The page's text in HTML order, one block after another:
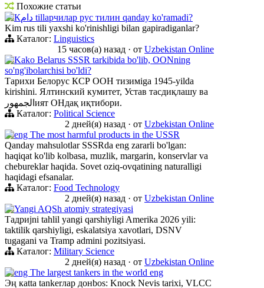
Похожие статьи
Кدام tillарчилар рус тилин qanday ko'ramadi?
Kim rus tili yaxshi ko'rinishligi bilan gapiradiganlar?
Каталог: Linguistics
15 часов(а) назад · от Uzbekistan Online
Kako Belarus SSSR tarkibida bo'lib, OONning
so'ng'ibolarchisi bo'ldi?
Тарихи Белорус КСР ООН тизимiga 1945-yilda
kirishini. Ялтинский кумитет, Устав тасдиқлашу ва
الجمهورият ОНдақ иқтибори.
Каталог: Political Science
2 дней(я) назад · от Uzbekistan Online
eng The most harmful products in the USSR
Qanday mahsulotlar SSSRda eng zararli bo'lgan:
haqiqat ko'lib kolbasa, muzlik, margarin, konservlar va
chebureklar haqida. Sovet oziq-ovqatining naturalligi
haqidagi efsanalar.
Каталог: Food Technology
2 дней(я) назад · от Uzbekistan Online
Yangi AQSh atomiy strategiyasi
Тадриjni tahlil yangi qarshiyligi Amerika 2026 yili:
taktilik qarshiyligi, eskalatsiya xavotlari, DSNV
tugagani va Tramp admini pozitsiyasi.
Каталог: Military Science
2 дней(я) назад · от Uzbekistan Online
eng The largest tankers in the world eng
Эң кatta tankerлар донbos: Knock Nevis tarixi, VLCC